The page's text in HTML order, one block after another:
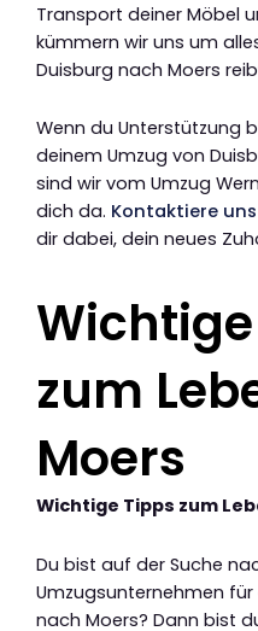
Transport deiner Möbel
kümmern wir uns um
Duisburg nach Moers
Wenn du Unterstützung
deinem Umzug von
sind wir vom Umzug
dich da. Kontaktiere uns
dir dabei, dein neues
zum
Moers
Wichtige Tipps zum
Du bist auf der Suche
Umzugsunternehmen
nach Moers? Dann bist